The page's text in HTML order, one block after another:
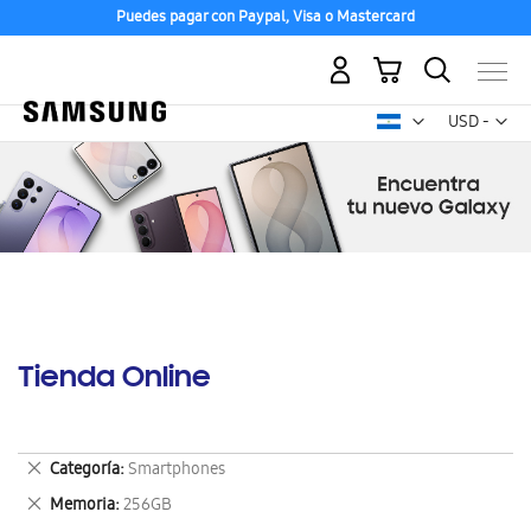
Puedes pagar con Paypal, Visa o Mastercard
USD -
dólar
Mi carrito
Tienda Online
Categoría Smartphones
Eliminar
este
artículo
Memoria 256GB
Eliminar